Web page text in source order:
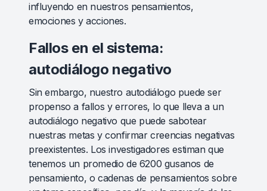
influyendo en nuestros pensamientos,
emociones y acciones.
Fallos en el sistema:
autodiálogo negativo
Sin embargo, nuestro autodiálogo puede ser
propenso a fallos y errores, lo que lleva a un
autodiálogo negativo que puede sabotear
nuestras metas y confirmar creencias negativas
preexistentes. Los investigadores estiman que
tenemos un promedio de 6200 gusanos de
pensamiento, o cadenas de pensamientos sobre